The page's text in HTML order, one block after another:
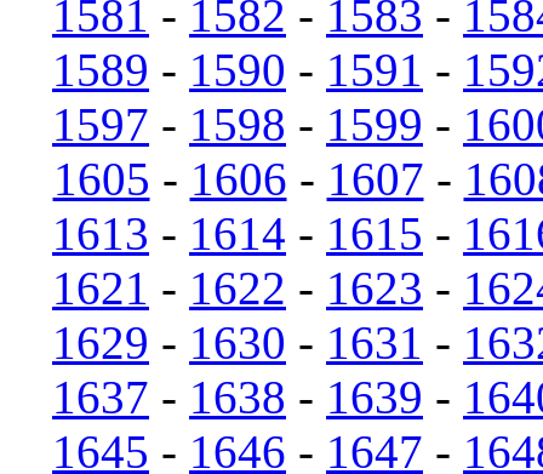
1581 - 1582 - 1583 -
1589 - 1590 - 1591 -
1597 - 1598 - 1599 -
1605 - 1606 - 1607 -
1613 - 1614 - 1615 -
1621 - 1622 - 1623 -
1629 - 1630 - 1631 -
1637 - 1638 - 1639 -
1645 - 1646 - 1647 -